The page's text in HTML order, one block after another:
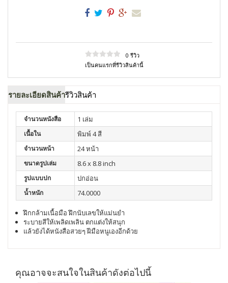
0 รีวิว
เป็นคนแรกที่รีวิวสินค้านี้
รายละเอียดสินค้ารีวิวสินค้า
จำนวนหนังสือ 1 เล่ม
เนื้อใน พิมพ์ 4 สี
จำนวนหน้า 24 หน้า
ขนาดรูปเล่ม 8.6 x 8.8 inch
รูปแบบปก ปกอ่อน
น้ำหนัก 74.0000
ฝึกกล้ามเนื้อมือ ฝึกนับเลขให้แม่นยำ
ระบายสีให้เพลิดเพลิน ตกแต่งให้สนุก
แล้วยังได้หนังสือสวยๆ ฝีมือหนูเองอีกด้วย
คุณอาจจะสนใจในสินค้าดังต่อไปนี้